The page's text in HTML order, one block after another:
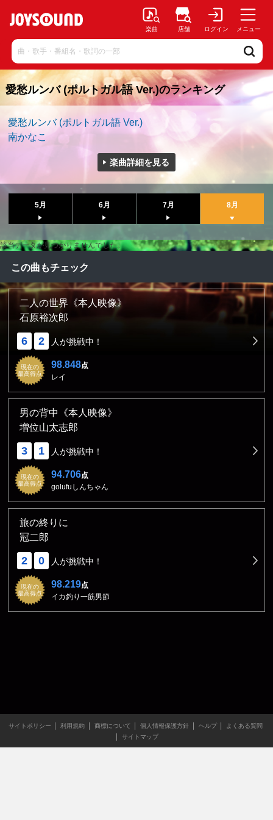
楽曲 店舗 ログイン メニュー
愛愁ルンバ (ポルトガル語 Ver.)のランキング
愛愁ルンバ (ポルトガル語 Ver.)
南かなこ
楽曲詳細を見る
5月 6月 7月 8月
該当データが見つかりませんでした。
この曲もチェック
二人の世界《本人映像》
石原裕次郎
6 2 人が挑戦中！
現在の
最高得点
98.848点
レイ
男の背中《本人映像》
増位山太志郎
3 1 人が挑戦中！
現在の
最高得点
94.706点
golufuしんちゃん
旅の終りに
冠二郎
2 0 人が挑戦中！
現在の
最高得点
98.219点
イカ釣り一筋男節
サイトポリシー 利用規約 商標について 個人情報保護方針 ヘルプ
よくある質問
サイトマップ